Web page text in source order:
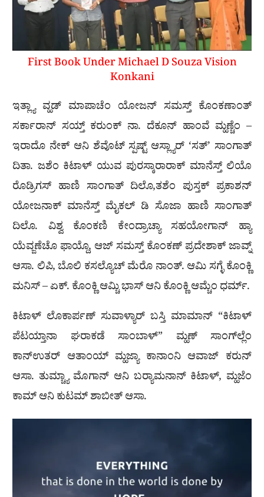
First Book Under Michael D Souza Vision
Konkani
ಇತ್ಲ್ಯಾ ವ್ಹಡ್ ಮಾಪಾಚೆಂ ಯೋಜನ್ ಸಮಸ್ತ್ ಕೊಂಕಣಾಂತ್
ಸರ್ಕಾರಾನ್ ಸಯ್ತ್ ಕರುಂಕ್ ನಾ. ದೆಕೂನ್ ಹಾಂವೆ ಮ್ಹಣ್ಚೆಂ –
ಇರಾದೊ ನೇಕ್ ಆನಿ ಶೆವೊಟ್ ಸ್ಪಷ್ಟ್ ಆಸ್ಲ್ಯಾರ್ ‘ಸತ್’ ಸಾಂಗಾತ್
ದಿತಾ. ಜಶೆಂ ಕಿಟಾಳ್ ಯುವ ಪುರಸ್ಕಾರಾರಾಕ್ ಮಾನೆಸ್ತ್ ಲಿಯೊ
ರೊಡ್ರಿಗಸ್ ಹಾಣಿ ಸಾಂಗಾತ್ ದಿಲೊ,ತಶೆಂ ಪುಸ್ತಕ್ ಪ್ರಕಾಶನ್
ಯೋಜನಾಕ್ ಮಾನೆಸ್ತ್ ಮೈಕಲ್ ಡಿ ಸೊಜಾ ಹಾಣಿ ಸಾಂಗಾತ್
ದಿಲೊ. ವಿಶ್ವ ಕೊಂಕಣಿ ಕೇಂದ್ರಾಚ್ಯಾ ಸಹಯೋಗಾನ್ ಹ್ಯಾ
ಯೆವ್ಜಣೆಚೊ ಫಾಯ್ದೊ, ಆಜ್ ಸಮಸ್ತ್ ಕೊಂಕಣ್ ಪ್ರದೇಶಾಕ್ ಜಾವ್ನ್
ಆಸಾ. ಲಿಪಿ, ಬೊಲಿ ಕಸಲ್ಯೊಚ್ ಮೆರೊ ನಾಂತ್. ಆಮಿ ಸಗ್ಳೆ ಕೊಂಕ್ಣಿ
ಮನಿಸ್ – ಏಕ್. ಕೊಂಕ್ಣಿ ಆಮ್ಚಿ ಭಾಸ್ ಆನಿ ಕೊಂಕ್ಣಿ ಆಮ್ಚೆಂ ಧರ್ಮ್.
ಕಿಟಾಳ್ ಲೊಕಾರ್ಪಣ್ ಸುವಾಳ್ಯಾರ್ ಬಸ್ತಿ ಮಾಮಾನ್ “ಕಿಟಾಳ್
ಪೆಟಯ್ತಾನಾ ಘರಾಕಡೆ ಸಾಂಬಾಳ್” ಮ್ಹಣ್ ಸಾಂಗ್‌ಲ್ಲೆಂ
ಕಾನ್‌ಉತರ್ ಆತಾಂಯ್ ಮ್ಹಜ್ಯಾ ಕಾನಾಂನಿ ಆವಾಜ್ ಕರುನ್
ಆಸಾ. ತುಮ್ಚ್ಯಾ ಮೊಗಾನ್ ಆನಿ ಬರ‍್ಯಾಮನಾನ್ ಕಿಟಾಳ್, ಮ್ಹಜೆಂ
ಕಾಮ್ ಆನಿ ಕುಟಮ್ ಶಾಬೀತ್ ಆಸಾ.